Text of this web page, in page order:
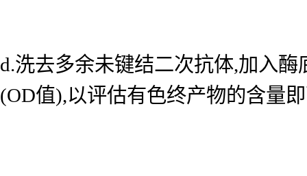
d.洗去多余未键结二次抗体,加入
(OD值),以评估有色终产物的含量